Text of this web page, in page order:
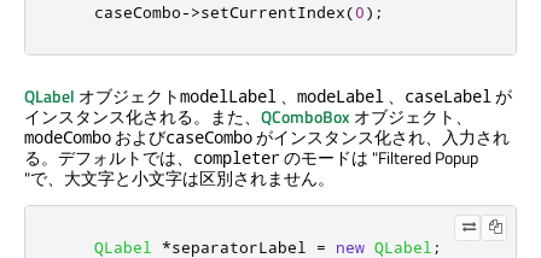
    caseCombo
->setCurrentIndex(0);
QLabel オブジェクトmodelLabel 、 modeLabel 、 caseLabelが
インスタンス化される。また、 QComboBox オブジェクト、
modeCombo およびcaseComboがインスタンス化され、入力され
る。デフォルトでは、 completerのモードは "Filtered Popup
"で、大文字と小文字は区別されません。
QLabel *separatorLabel = new QLabel ;